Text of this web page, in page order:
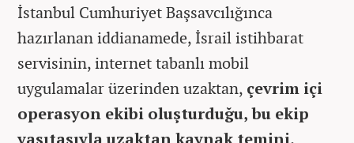
İstanbul Cumhuriyet Başsavcılığınca
hazırlanan iddianamede, İsrail istihbarat
servisinin, internet tabanlı mobil
uygulamalar üzerinden uzaktan, çevrim içi
operasyon ekibi oluşturduğu, bu ekip
vasıtasıyla uzaktan kaynak temini,